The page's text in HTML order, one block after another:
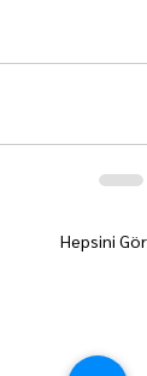
Hepsini Gör